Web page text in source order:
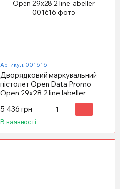
Артикул: 001616
Дворядковий маркувальний
пістолет Open Data Promo
Open 29х28 2 line labeller
5 436 грн
В наявності